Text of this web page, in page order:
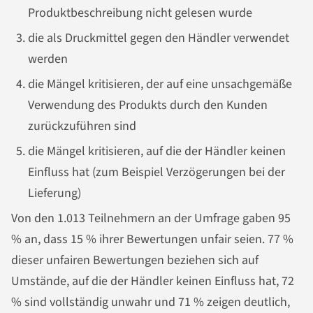
Produktbeschreibung nicht gelesen wurde
die als Druckmittel gegen den Händler verwendet
werden
die Mängel kritisieren, der auf eine unsachgemäße
Verwendung des Produkts durch den Kunden
zurückzuführen sind
die Mängel kritisieren, auf die der Händler keinen
Einfluss hat (zum Beispiel Verzögerungen bei der
Lieferung)
Von den 1.013 Teilnehmern an der Umfrage gaben 95
% an, dass 15 % ihrer Bewertungen unfair seien. 77 %
dieser unfairen Bewertungen beziehen sich auf
Umstände, auf die der Händler keinen Einfluss hat, 72
% sind vollständig unwahr und 71 % zeigen deutlich,